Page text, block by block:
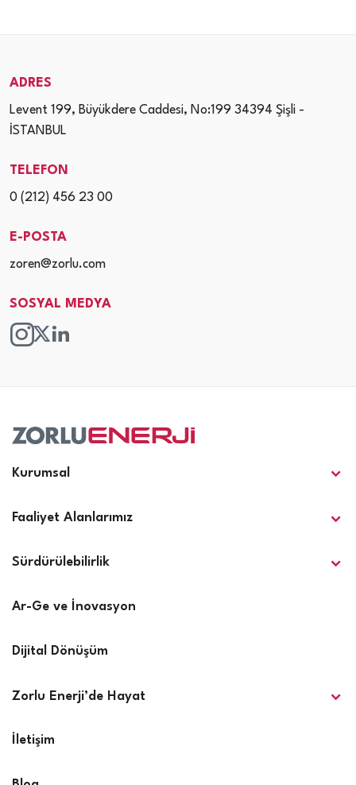
ADRES
Levent 199, Büyükdere Caddesi, No:199 34394 Şişli -
İSTANBUL
TELEFON
0 (212) 456 23 00
E-POSTA
zoren@zorlu.com
SOSYAL MEDYA
Kurumsal
Faaliyet Alanlarımız
Sürdürülebilirlik
Ar-Ge ve İnovasyon
Dijital Dönüşüm
Zorlu Enerji’de Hayat
İletişim